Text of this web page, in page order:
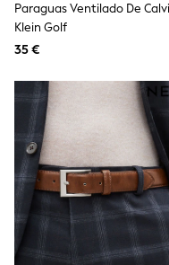
Tops
Babygrows &
Nightwear &
Shorts
Suits &
All Holiday Shop
Tops & T-Shirts
Sandals &
Rash Vests
Sun Safe
Sun Hats &
Shop All
Paraguas Ventilado De
Klein Golf
35 €